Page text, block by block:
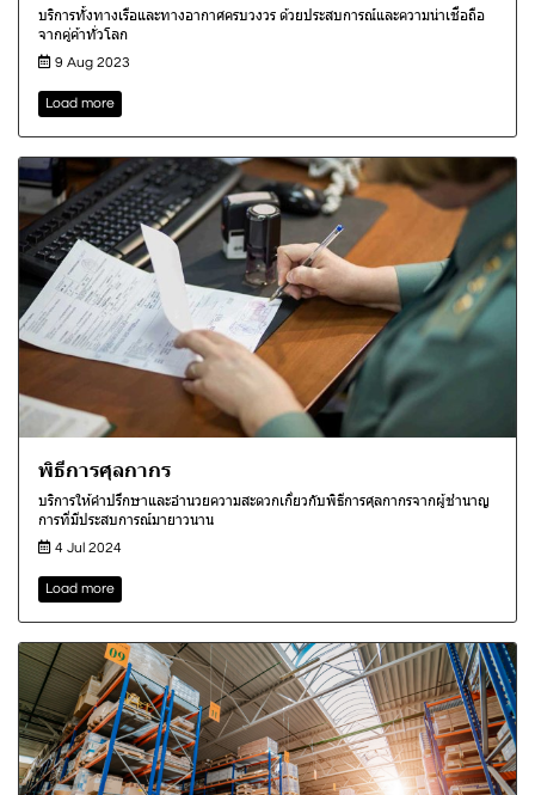
บริการทั้งทางเรือและทางอากาศครบวงวร ด้วยประสบการณ์และความน่าเชื่อถือ
จากคู่ค้าทั่วโลก
9 Aug 2023
Load more
พิธีการศุลกากร
บริการให้คำปรึกษาและอำนวยความสะดวกเกี่ยวกับพิธีการศุลกากรจากผู้ชำนาญ
การที่มีประสบการณ์มายาวนาน
4 Jul 2024
Load more